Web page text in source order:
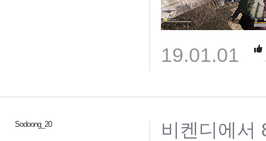
19.01.01
Sodoong_20
비켄디에서